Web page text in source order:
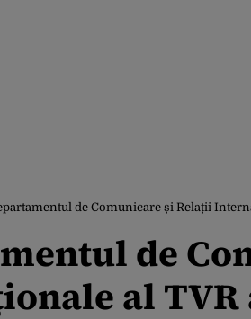
de Comunicare și Relații
de
al